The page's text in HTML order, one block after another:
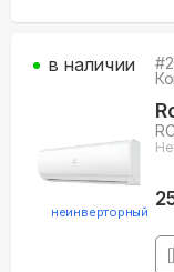
неинверторный
#
в наличии